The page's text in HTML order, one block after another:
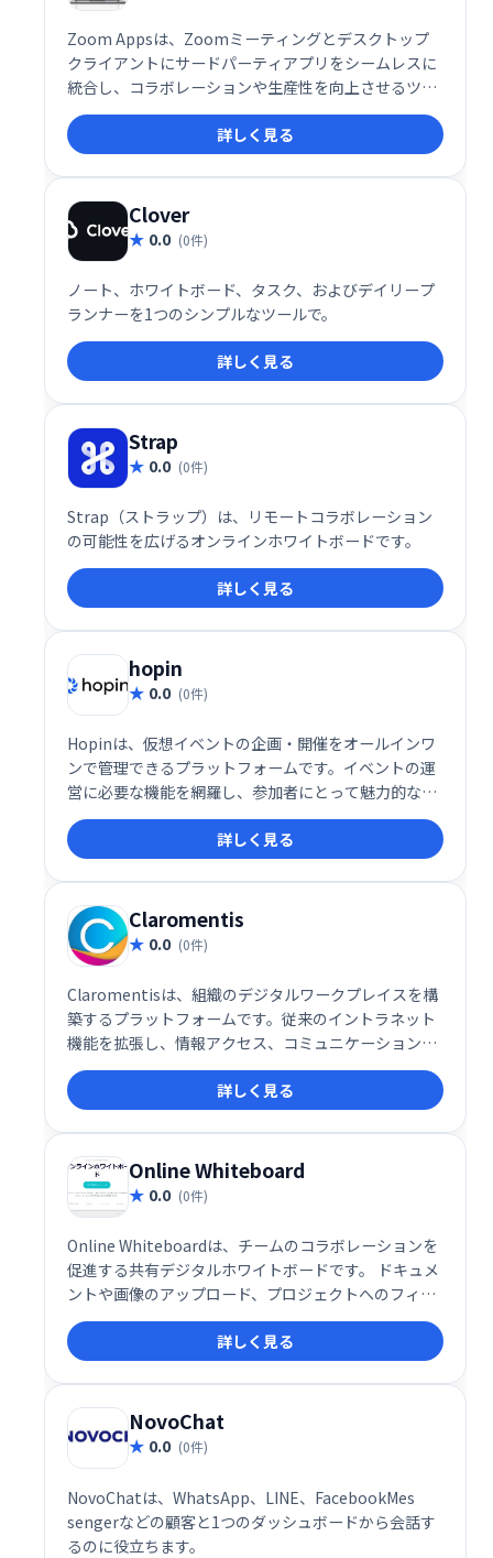
Zoom Appsは、Zoomミーティングとデスクトップ
クライアントにサードパーティアプリをシームレスに
統合し、コラボレーションや生産性を向上させるツー
ルです。現在約50種類のアプリが利用可能で、エンタ
ーテインメントも強化します。会議中にアプリを直接
起動し、より効率的で充実したミーティングを実現で
きます。
詳しく見る
Clover
0.0 (0件)
ノート、ホワイトボード、タスク、およびデイリープ
ランナーを1つのシンプルなツールで。
詳しく見る
Strap
0.0 (0件)
Strap（ストラップ）は、リモートコラボレーション
の可能性を広げるオンラインホワイトボードです。
詳しく見る
hopin
0.0 (0件)
Hopinは、仮想イベントの企画・開催をオールインワ
ンで管理できるプラットフォームです。イベントの運
営に必要な機能を網羅し、参加者にとって魅力的な体
験を提供します。スムーズなイベント実施と参加者エ
ンゲージメントの向上を実現し、オンラインイベント
を成功に導きます。
詳しく見る
Claromentis
0.0 (0件)
Claromentisは、組織のデジタルワークプレイスを構
築するプラットフォームです。従来のイントラネット
機能を拡張し、情報アクセス、コミュニケーション、
コラボレーション、ビジネスプロセスの合理化、スキ
ル習得、サードパーティアプリ連携を1つの空間で実
現します。社員同士の円滑な連携と業務効率化を促進
し、生産性向上に貢献します。自宅のように快適で、
生産性の高いデジタル環境を提供します。
詳しく見る
Online Whiteboard
0.0 (0件)
Online Whiteboardは、チームのコラボレーションを
促進する共有デジタルホワイトボードです。 ドキュメ
ントや画像のアップロード、プロジェクトへのフィー
ドバック共有、ブレインストーミングなど、スムーズ
な共同作業を実現します。高速で使いやすいインター
フェースで、誰でも簡単に利用できます。 チームのア
イデア創出と生産性向上に最適なツールです。
詳しく見る
NovoChat
0.0 (0件)
NovoChatは、WhatsApp、LINE、FacebookMes​​
sengerなどの顧客と1つのダッシュボードから会話す
るのに役立ちます。